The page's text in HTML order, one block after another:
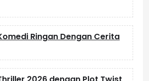
Ringan Dengan Cerita